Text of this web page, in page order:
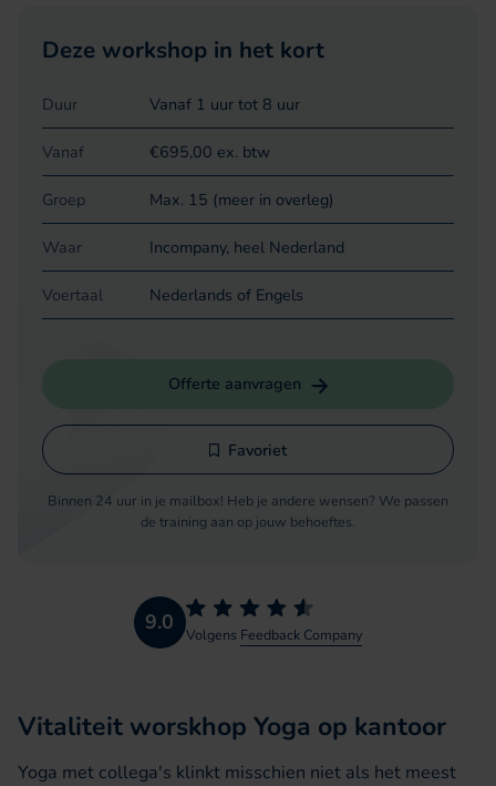
Vitaliteit worskhop Yoga op kantoor
Yoga met collega's klinkt misschien niet als het meest
Deze workshop in het kort
Duur Vanaf 1 uur tot 8 uur
Vanaf €695,00 ex. btw
Groep Max. 15 (meer in overleg)
Waar Incompany, heel Nederland
Voertaal Nederlands of Engels
Offerte aanvragen
Favoriet
Binnen 24 uur in je mailbox! Heb je andere wensen? We passen
de training aan op jouw behoeftes.
9.0 Volgens Feedback Company